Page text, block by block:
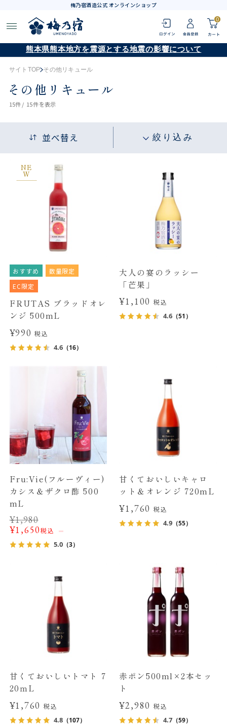
梅乃宿酒造公式 オンラインショップ
0
熊本県熊本地方を震源とする地震の影響について
サイトTOP その他リキュール
その他リキュール
15件 / 15件を表示
並べ替え 絞り込み
NE
W
おすすめ
数量限定
EC限定
FRUTAS ブラッドオレ
ンジ 500mL
¥990税込
4.6（16）
大人の宴のラッシー
「芒果」
¥1,100 税込
4.6 （51）
Fru:Vie(フルーヴィー)
カシス＆ザクロ酢 500
mL
¥1,980
¥1,650税込
5.0（3）
甘くておいしいキャロ
ット＆オレンジ 720mL
¥1,760 税込
4.9 （55）
甘くておいしいトマト 7
20ｍL
¥1,760税込
4.8（107）
赤ポン500ml×2本セッ
ト
¥2,980 税込
4.7 （59）